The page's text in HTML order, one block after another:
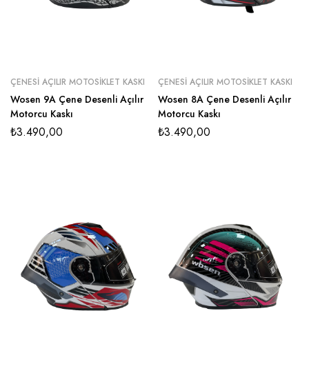
ÇENESI AÇILIR MOTOSIKLET KASKI
Wosen 9A Çene Desenli Açılır
Motorcu Kaskı
₺3.490,00
ÇENESI AÇILIR MOTOSIKLET KASKI
Wosen 8A Çene Desenli Açılır
Motorcu Kaskı
₺3.490,00